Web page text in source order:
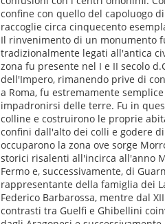
confine con quello del capoluogo
raccoglie circa cinquecento
Il rinvenimento di un monumento
tradizionalmente legati all'antica
zona fu presente nel I e II secolo
dell'Impero, rimanendo prive di
a Roma, fu estremamente
impadronirsi delle terre. Fu in
colline e costruirono le proprie
confini dall'alto dei colli e godere
occuparono la zona ove sorge
storici risalenti all'incirca all'anno
Fermo e, successivamente, di
rappresentante della famiglia dei
Federico Barbarossa, mentre dal
contrasti tra Guelfi e Ghibellini